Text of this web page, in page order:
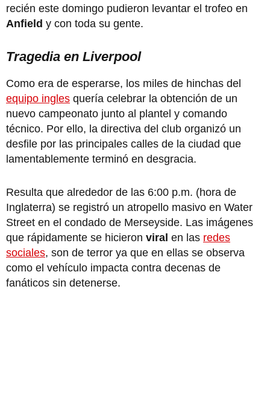
recién este domingo pudieron levantar el trofeo en
Anfield y con toda su gente.
Tragedia en Liverpool
Como era de esperarse, los miles de hinchas del
equipo ingles quería celebrar la obtención de un
nuevo campeonato junto al plantel y comando
técnico. Por ello, la directiva del club organizó un
desfile por las principales calles de la ciudad que
lamentablemente terminó en desgracia.
Resulta que alrededor de las 6:00 p.m. (hora de
Inglaterra) se registró un atropello masivo en Water
Street en el condado de Merseyside. Las imágenes
que rápidamente se hicieron viral en las redes
sociales, son de terror ya que en ellas se observa
como el vehículo impacta contra decenas de
fanáticos sin detenerse.